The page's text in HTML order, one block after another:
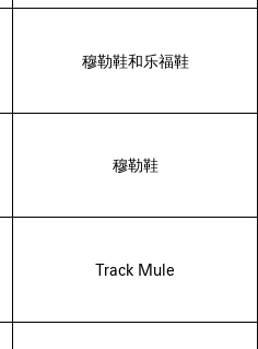
穆勒鞋和乐福鞋
穆勒鞋
Track Mule